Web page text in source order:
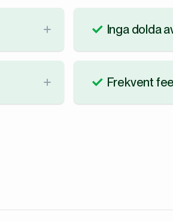
kunder
kan
Inga dolda
Ingen gillar tråkiga
förvänta dig inget
Frekvent